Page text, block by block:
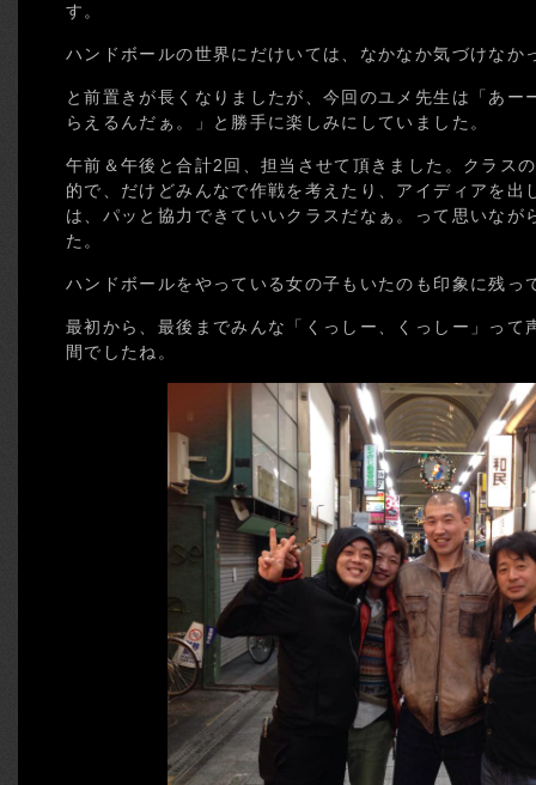
す。
ハンドボールの世界にだけいては、なかなか気づけなか
と前置きが長くなりましたが、今回のユメ先生は「あー
らえるんだぁ。」と勝手に楽しみにしていました。
午前＆午後と合計2回、担当させて頂きました。クラス
的で、だけどみんなで作戦を考えたり、アイディアを出
は、パッと協力できていいクラスだなぁ。って思いなが
た。
ハンドボールをやっている女の子もいたのも印象に残っ
最初から、最後までみんな「くっしー、くっしー」って
間でしたね。